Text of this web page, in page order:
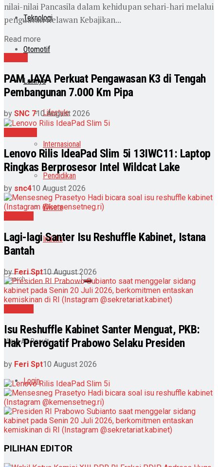
Teknologi
Otomotif
Lainnya
Lifestyle
Internasional
Pendidikan
Wisata
Indeks
View All Result
Login
nilai-nilai Pancasila dalam kehidupan sehari-hari melalui
penguatan Relawan Kebajikan...
Read more
PAM JAYA Perkuat Pengawasan K3 di Tengah
Pembangunan 7.000 Km Pipa
by SNC 710 August 2026
Lenovo Rilis IdeaPad Slim 5i 13IWC11: Laptop
Ringkas Berprosesor Intel Wildcat Lake
by snc410 August 2026
Lagi-lagi Santer Isu Reshuffle Kabinet, Istana
Bantah
byFeri Spt10 August 2026
Isu Reshuffle Kabinet Santer Menguat, PKB:
Hak Prerogatif Prabowo Selaku Presiden
by Feri Spt10 August 2026
PILIHAN EDITOR